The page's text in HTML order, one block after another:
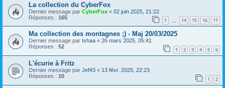
La collection du CyberFox
Dernier message par CyberFox « 02 juin 2025, 21:22
Réponses : 165 1 14 15 16 17
Ma collection des montagnes ;) - Maj 20/03/2025
Dernier message par Ishaa « 26 mars 2025, 05:41
Réponses : 52 1 2 3 4 5 6
L'écurie à Fritz
Dernier message par Jef43 « 13 févr. 2025, 22:23
Réponses : 10 1 2